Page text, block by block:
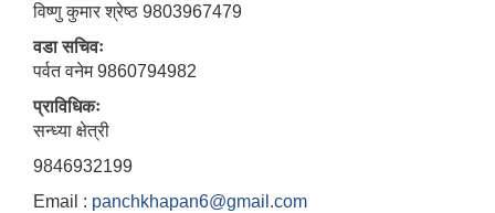
विष्णु कुमार श्रेष्ठ 9803967479
वडा सचिवः
पर्वत वनेम 9860794982
प्राविधिकः
सन्ध्या क्षेत्री
9846932199
Email : panchkhapan6@gmail.com